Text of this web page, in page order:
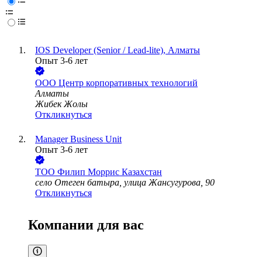
IOS Developer (Senior / Lead-lite), Алматы
Опыт 3-6 лет
ООО Центр корпоративных технологий
Алматы
Жибек Жолы
Откликнуться
Manager Business Unit
Опыт 3-6 лет
ТОО Филип Моррис Казахстан
село Отеген батыра, улица Жансугурова, 90
Откликнуться
Компании для вас